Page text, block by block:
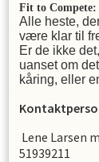
Fit to Compete:
Alle heste,
være klar til
Er de ikke
uanset om
kåring, eller
Lene Larsen
51939211